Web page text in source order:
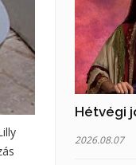
Hétvégi
2026.08.07